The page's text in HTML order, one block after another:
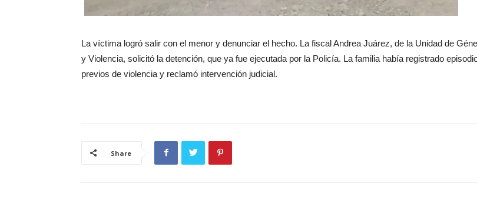
La víctima logró salir con el menor y denunciar el hecho. La fiscal Andrea Juárez, de la Unidad de
y Violencia, solicitó la detención, que ya fue ejecutada por la Policía. La familia había registrado
previos de violencia y reclamó intervención judicial.
Share